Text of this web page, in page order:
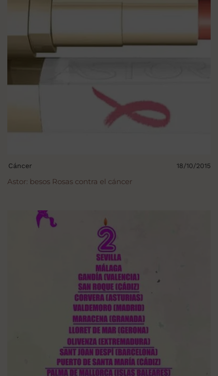
Astor: besos Rosas contra el cáncer
Cáncer 18/10/2015